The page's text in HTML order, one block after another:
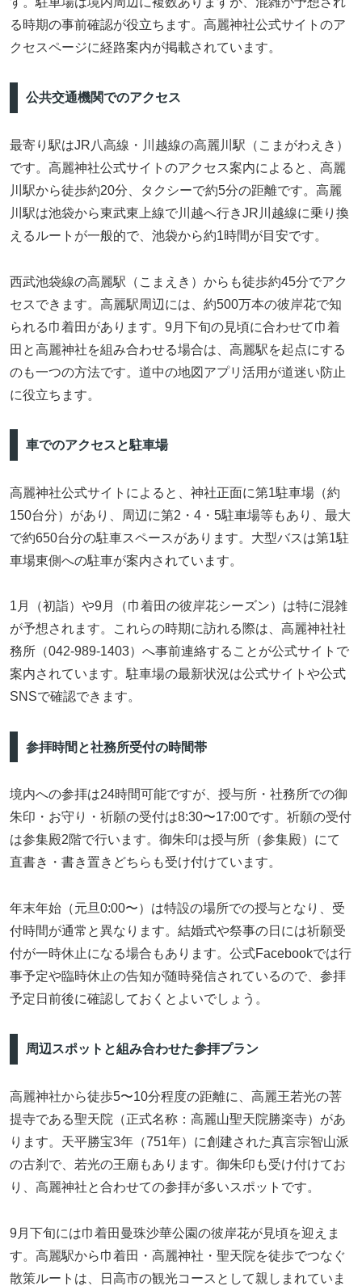
る時期の事前確認が役立ちます。高麗神社公式サイトのア
クセスページに経路案内が掲載されています。
公共交通機関でのアクセス
最寄り駅はJR八高線・川越線の高麗川駅（こまがわえき）
です。高麗神社公式サイトのアクセス案内によると、高麗
川駅から徒歩約20分、タクシーで約5分の距離です。高麗
川駅は池袋から東武東上線で川越へ行きJR川越線に乗り換
えるルートが一般的で、池袋から約1時間が目安です。
西武池袋線の高麗駅（こまえき）からも徒歩約45分でアク
セスできます。高麗駅周辺には、約500万本の彼岸花で知
られる巾着田があります。9月下旬の見頃に合わせて巾着
田と高麗神社を組み合わせる場合は、高麗駅を起点にする
のも一つの方法です。道中の地図アプリ活用が道迷い防止
に役立ちます。
車でのアクセスと駐車場
高麗神社公式サイトによると、神社正面に第1駐車場（約
150台分）があり、周辺に第2・4・5駐車場等もあり、最大
で約650台分の駐車スペースがあります。大型バスは第1駐
車場東側への駐車が案内されています。
1月（初詣）や9月（巾着田の彼岸花シーズン）は特に混雑
が予想されます。これらの時期に訪れる際は、高麗神社社
務所（042-989-1403）へ事前連絡することが公式サイトで
案内されています。駐車場の最新状況は公式サイトや公式
SNSで確認できます。
参拝時間と社務所受付の時間帯
境内への参拝は24時間可能ですが、授与所・社務所での御
朱印・お守り・祈願の受付は8:30〜17:00です。祈願の受付
は参集殿2階で行います。御朱印は授与所（参集殿）にて
直書き・書き置きどちらも受け付けています。
年末年始（元旦0:00〜）は特設の場所での授与となり、受
付時間が通常と異なります。結婚式や祭事の日には祈願受
付が一時休止になる場合もあります。公式Facebookでは行
事予定や臨時休止の告知が随時発信されているので、参拝
予定日前後に確認しておくとよいでしょう。
周辺スポットと組み合わせた参拝プラン
高麗神社から徒歩5〜10分程度の距離に、高麗王若光の菩
提寺である聖天院（正式名称：高麗山聖天院勝楽寺）があ
ります。天平勝宝3年（751年）に創建された真言宗智山派
の古刹で、若光の王廟もあります。御朱印も受け付けてお
り、高麗神社と合わせての参拝が多いスポットです。
9月下旬には巾着田曼珠沙華公園の彼岸花が見頃を迎えま
す。高麗駅から巾着田・高麗神社・聖天院を徒歩でつなぐ
散策ルートは、日高市の観光コースとして親しまれていま